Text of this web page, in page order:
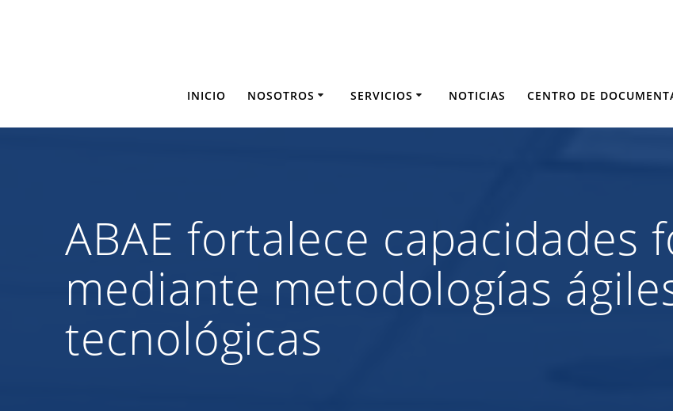
INICIO NOSOTROS SERVICIOS NOTICIAS CENTRO DE
ABAE fortalece capacidades
mediante metodologías
tecnológicas